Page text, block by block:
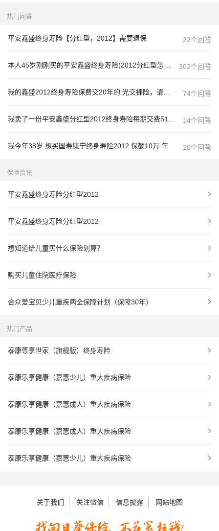
热门问答
22个回答
平安鑫盛终身寿险【分红型，2012】需要退保
302个回答
74个回答
14个回答
20个回答
我今年38岁 想买国寿康宁终身寿险2012 保额10万 年
保险资讯
平安鑫盛终身寿险分红型2012
平安鑫盛终身寿险分红型2012
想知道给儿童买什么保险划算？
购买儿童住院医疗保险
合众爱宝贝少儿重疾两全保障计划（保障30年）
热门产品
泰康尊享世家（旗舰版）终身寿险
泰康乐享健康（嘉惠少儿）重大疾病保险
泰康乐享健康（嘉惠成人）重大疾病保险
泰康乐享健康（嘉惠成人）重大疾病保险
泰康乐享健康（嘉惠少儿）重大疾病保险
关于我们 关注微信 信息披露 网站地图